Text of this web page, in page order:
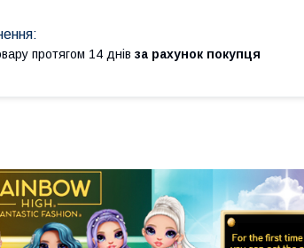
протягом 14 днів за рахунок покупця